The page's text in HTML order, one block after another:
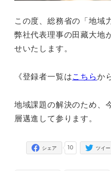
この度、総務省の「地域
弊社代表理事の田藏大地
せいたします。
《登録者一覧はこちらか
地域課題の解決のため、
層邁進して参ります。
10
シェア ツイー